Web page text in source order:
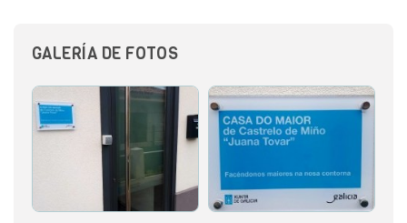
GALERÍA DE FOTOS